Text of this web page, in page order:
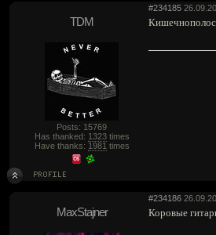
#234185
TDM
Posts: 15769
Has thanked: 1323times
Have thanks: 1981 times
#234186
MaxStajner Коровые